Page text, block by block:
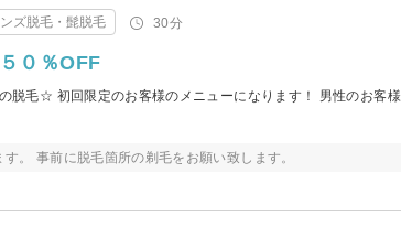
ンズ脱毛・髭脱毛 30分
０％OFF
脱毛☆ 初回限定のお客様のメニューになります！ 男性のお客様
。 事前に脱毛箇所の剃毛をお願い致します。